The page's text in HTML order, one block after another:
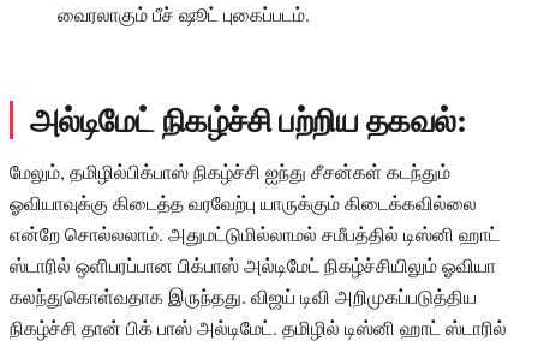
அல்டிமேட் நிகழ்ச்சி பற்றிய தகவல்:
மேலும், தமிழில்பிக்பாஸ் நிகழ்ச்சி ஐந்து சீசன்கள் கடந்தும்
ஓவியாவுக்கு கிடைத்த வரவேற்பு யாருக்கும் கிடைக்கவில்லை
என்றே சொல்லலாம். அதுமட்டுமில்லாமல் சமீபத்தில் டிஸ்னி ஹாட்
ஸ்டாரில் ஒளிபரப்பான பிக்பாஸ் அல்டிமேட் நிகழ்ச்சியிலும் ஓவியா
கலந்துகொள்வதாக இருந்தது. விஜய் டிவி அறிமுகப்படுத்திய
நிகழ்ச்சி தான் பிக் பாஸ் அல்டிமேட். தமிழில் டிஸ்னி ஹாட் ஸ்டாரில்